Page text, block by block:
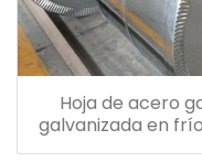
Hoja de acero
galvanizada en frío